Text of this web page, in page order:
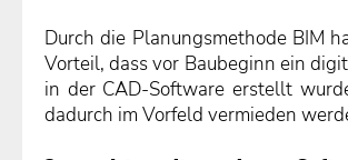
Durch die Planungsmethode BIM
Vorteil, dass vor Baubeginn ein
in der CAD-Software erstellt
dadurch im Vorfeld vermieden